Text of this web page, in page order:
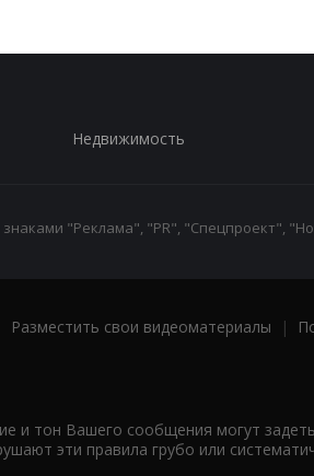
Недвижимость
"Реклама", "PR", "Спецпроект",
Разместить свои видеоматериалы |
тон Вашего сообщения могут
эти правила грубо или